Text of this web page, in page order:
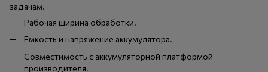
задачам.
Рабочая ширина обработки.
Емкость и напряжение аккумулятора.
Совместимость с аккумуляторной платформой
производителя.